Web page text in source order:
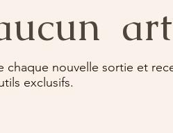
chaque nouvelle sortie et
exclusifs.